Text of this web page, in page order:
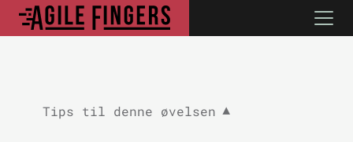
Tips til denne øvelsen ▼